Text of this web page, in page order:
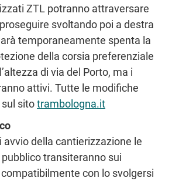
ZTL potranno attraversare
svoltando poi a destra
temporaneamente spenta la
della corsia preferenziale
di via del Porto, ma i
attivi. Tutte le modifiche
sitotrambologna.it
avvio della cantierizzazione le
transiteranno sui
con lo svolgersi